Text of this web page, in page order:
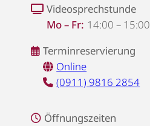
Videosprechstunde
Mo – Fr: 14:00 – 15:00
Terminreservierung
Online
(0911) 9816 2854
Öffnungszeiten